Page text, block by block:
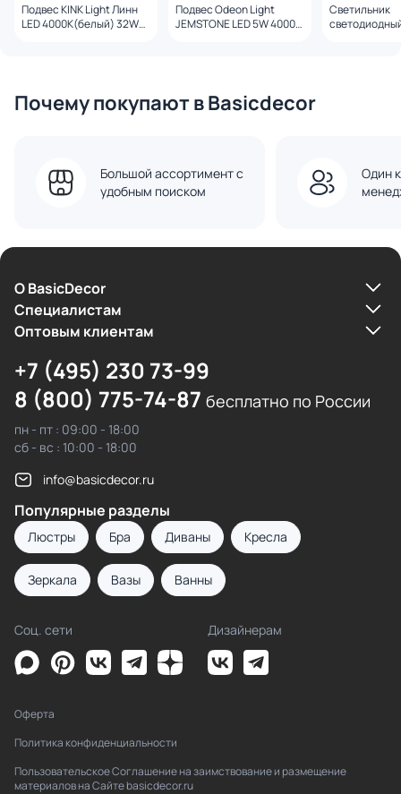
Подвес KINK Light Линн
LED 4000K(белый) 32W
Подвес Odeon Light
JEMSTONE LED 5W 4000K
Светильник
Почему покупают в Basicdecor
Большой ассортимент с
удобным поиском
Один
О BasicDecor
Cпециалистам
Оптовым клиентам
+7 (495) 230 73-99
8 (800) 775-74-87 бесплатно по России
пн - пт : 09:00 - 18:00
сб - вс : 10:00 - 18:00
info@basicdecor.ru
Популярные разделы
Люстры Бра Диваны Кресла
Зеркала Вазы Ванны
Соц. сети Дизайнерам
Оферта
Политика конфиденциальности
Пользовательское Соглашение на заимствование и размещение
материалов на Сайте basicdecor.ru